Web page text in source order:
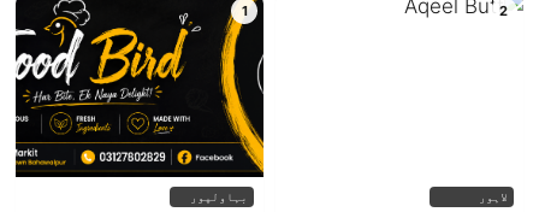
2
لاہور
1
بہاولپور